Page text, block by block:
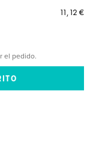
11,12 €
el pedido.